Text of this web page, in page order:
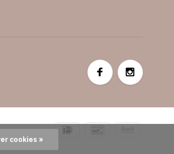
cookies »